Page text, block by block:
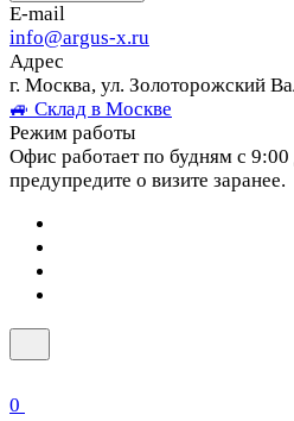
E-mail
info@argus-x.ru
Адрес
г. Москва, ул. Золоторожский
🚙 Склад в Москве
Режим работы
Офис работает по будням с
предупредите о визите заранее.
0